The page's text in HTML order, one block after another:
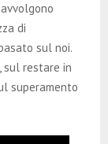
di
sul noi.
sul restare in
superamento